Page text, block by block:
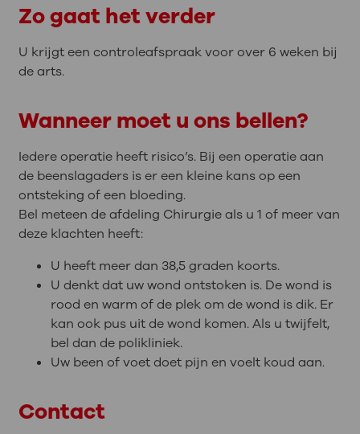
Zo gaat het verder
U krijgt een controleafspraak voor over 6 weken bij
de arts.
Wanneer moet u ons bellen?
Iedere operatie heeft risico’s. Bij een operatie aan
de beenslagaders is er een kleine kans op een
ontsteking of een bloeding.
Bel meteen de afdeling Chirurgie als u 1 of meer van
deze klachten heeft:
U heeft meer dan 38,5 graden koorts.
U denkt dat uw wond ontstoken is. De wond is
rood en warm of de plek om de wond is dik. Er
kan ook pus uit de wond komen. Als u twijfelt,
bel dan de polikliniek.
Uw been of voet doet pijn en voelt koud aan.
Contact